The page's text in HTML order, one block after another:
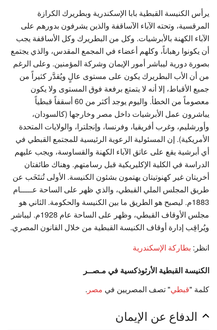
يرأس الكنيسة القبطية بابا الإسكندرية وبطريرك الكرازة
المرقسية، وتحته الآباء الآساقفة والذين يشرفون بدورهم على
الآباء الكهنة بالأبرشيات. وكل من البطريرك وكل الأساقفة يجب
أن يكونوا رهباناً، وكلهم أعضاء في المجمع المقدس، والذي يجتمع
بصورة دورية ليباشر أمور الإيمان وشركة المؤمنين. وعلى الرغم
من أن الأب البطريرك يكون على مستوى عالٍ ويُقدَّر كثيراً من
جميع الأقباط، إلا أنه لا يتمتع برفعة فوق المستوى ولا يكون
معصوماً من الخطأ. واليوم يوجد أكثر من 60 أسقفاً قبطياً
يباشرون عمل الأبرشيات داخل مصر وخارجها (كالسودان،
وأورشليم، وغرب أفريقيا، وفرنسا، وإنجلترا، والولايات المتحدة
الأمريكية). إن المسئولية الرعوية الرئيسية للمجتمع القبطي في
أي أبرشية يقع على عاتق الآباء الكهنة والقساوسة، ويجب عليهم
الدراسة في الكلية الإكليريكية قبل رسامتهم. وهناك طائفتان
أخريتان غير كهنوتيتان يهتمون بشئون الكنيسة. الأولى تُنتَخَب عن
طريق المجلس الملي القبطي، والذي ظهر على الساحة عـــــام
1883م. ليصبح هو الطريق ما بين الكنيسة والحكومة. الثاني هو
مجلس الأوقاف القبطي، وظهر على الساحة عام 1928م. ليباشر
ويُراقِب إدارة أوقاف الكنيسة القبطية من خلال القانون المصري.
انظر: بطاركة الإسكندرية
الكنيسة القبطية الأرثوذكسية في مـصــر
كلمة "قبطي" تصف المصريين في مصر .
الدفاع عن الإيمان